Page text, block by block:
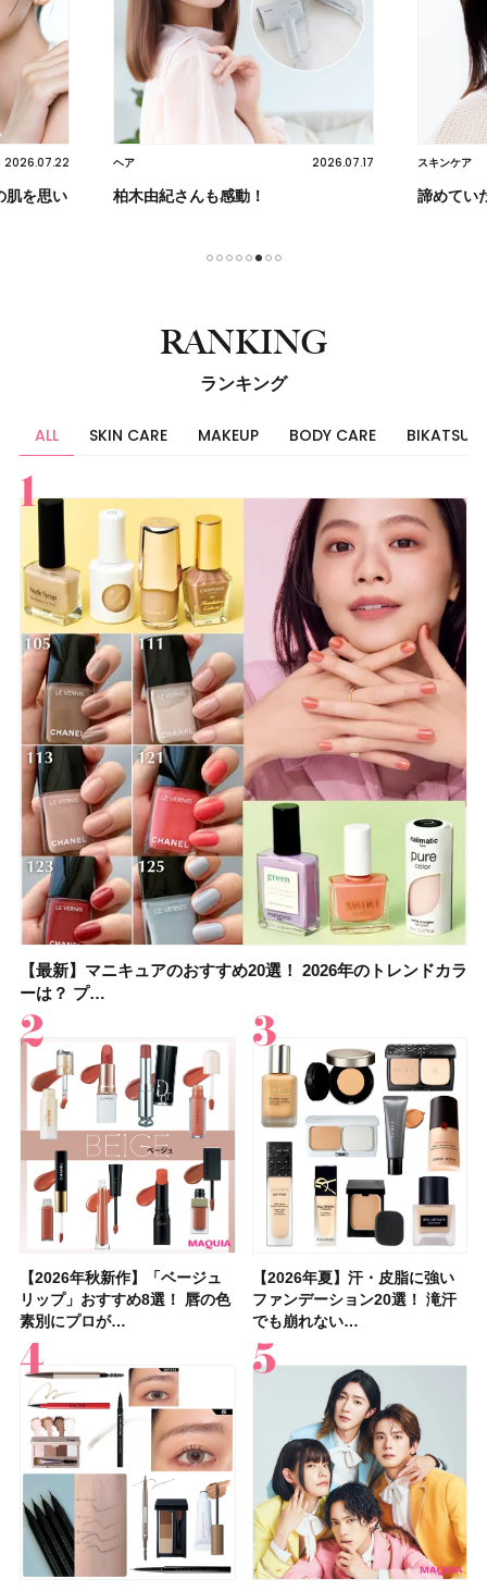
2026.07.22
肌を思い
ヘア 2026.07.17
柏木由紀さんも感動！
スキンケア
諦めてい
RANKING
ランキング
ALL SKIN CARE MAKEUP BODY CARE BIKATSU
すべて
【最新】マニキュアのおすすめ20選！ 2026年のトレンドカラ
ーは？ プ…
【2026年秋新作】「ベージュ
リップ」おすすめ8選！ 唇の色
素別にプロが…
【2026年夏】汗・皮脂に強い
ファンデーション20選！ 滝汗
でも崩れない…
スキンケア
【石井美保さん】おすすめの「ブライトニング」11選！ スキ
ンケアからサプ…
【2026年夏】汗に強い日焼け
止めのおすすめ13選！ 汗で塗
膜が強化され…
【クリスマスコフレ2026】ク
リニークのホリデーコフレを一
挙紹介！ 人気…
メイク
【最新】マニキュアのおすすめ20選！ 2026年のトレンドカラ
ーは？ プ…
【2026年秋新作】「ベージュ
リップ」おすすめ8選！ 唇の色
素別にプロが…
【2026年夏】汗・皮脂に強い
ファンデーション20選！ 滝汗
でも崩れない…
ボディケア
【2026夏】「香水・フレグランス」ランキングTOP5！＜美
容マニア・マ…
【2026夏】「リップケア」ラ
ンキングTOP5！＜美容マニア
集団・マキア…
【デパコスのネイルオイル10
選】プレゼントにおすすめ！ケ
ア効果、ビジュ、…
美活
【5分で万能！ 夏レシピ】「万能ねぎ塩だれ」の作り方＆ア
レンジレシピ2品
【おすすめダイエットサプリ８
選】食べすぎた日をサポート！
選び方＆糖質・脂…
【40代以上の髪悩み おすすめ
アイテム15選】“白髪・薄毛・
うねり”に最…
ヘア
【2026年夏】40代におすすめの髪型30選！ 若く見える・手
入れが楽な…
【2026年夏】おすすめの髪型
36選！ショート・ボブ・ミディ
アム・ロング…
【最新】髪のうねり・広がり・
くせ毛におすすめのシャンプー
17選
ライフスタイル
【鈴木えみさんの愛用品30選】コスメ・スキンケア・ヘアケ
アetc.お気に…
【読者プレゼント】羽の見えな
いハンディファン
「baramood」を3名様…
【2026年8月の一粒万倍日】お
すすめの開運コスメ＆美容アイ
テム10選！
ビューティーズ
【限定】&be「リップカラーデュオ 01 ピンクベージュ」レビ
ュー｜落ち…
【スック2026新作】秋コレク
ションを全品スウォッチ&イエ
ベブルベ分け！
LUNASOLアイカラーレーショ
ンN EX17Evening Muse …